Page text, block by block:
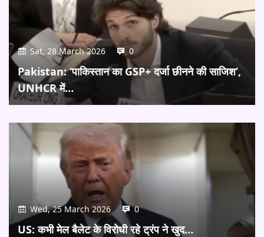
Sat, 28 March 2026 0
Pakistan: ‘पाकिस्तान का GSP+ दर्जा छीनने की साजिश’,
UNHCR में…
Wed, 25 March 2026 0
US: कभी मेल बैलेट के विरोधी रहे ट्रंप ने खुद…